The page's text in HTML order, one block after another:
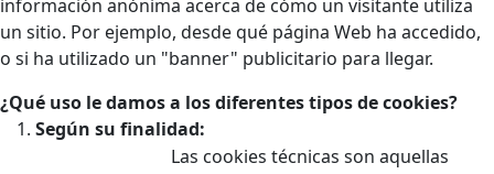
información anónima acerca de cómo un visitante utiliza
un sitio. Por ejemplo, desde qué página Web ha accedido,
o si ha utilizado un "banner" publicitario para llegar.
¿Qué uso le damos a los diferentes tipos de cookies?
Según su finalidad:
Las cookies técnicas son aquellas